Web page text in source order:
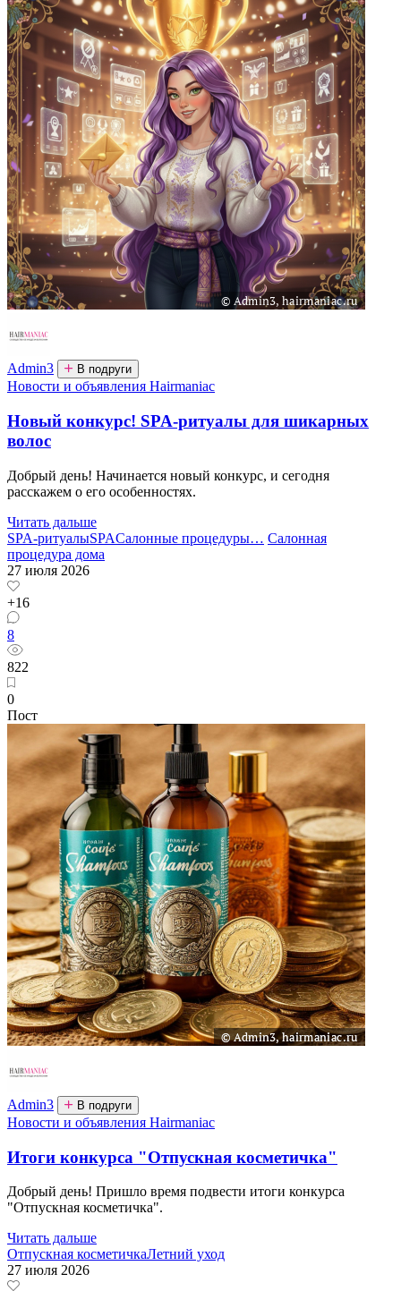
Admin3 В подруги
Новости и объявления Hairmaniac
Новый конкурс! SPA-ритуалы для шикарных
волос
Добрый день! Начинается новый конкурс, и сегодня
расскажем о его особенностях.
Читать дальше
SPA-ритуалыSPAСалонные процедуры… Салонная
процедура дома
27 июля 2026
+16
8
822
0
Пост
Admin3 В подруги
Новости и объявления Hairmaniac
Итоги конкурса "Отпускная косметичка"
Добрый день! Пришло время подвести итоги конкурса
"Отпускная косметичка".
Читать дальше
Отпускная косметичкаЛетний уход
27 июля 2026